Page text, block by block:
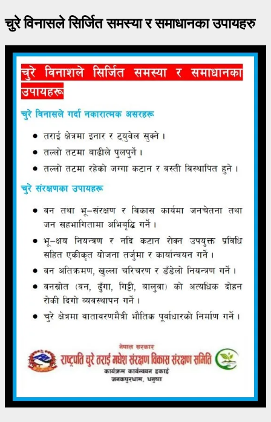
चुरे विनासले सिर्जित समस्या र समाधानका उपायहरु